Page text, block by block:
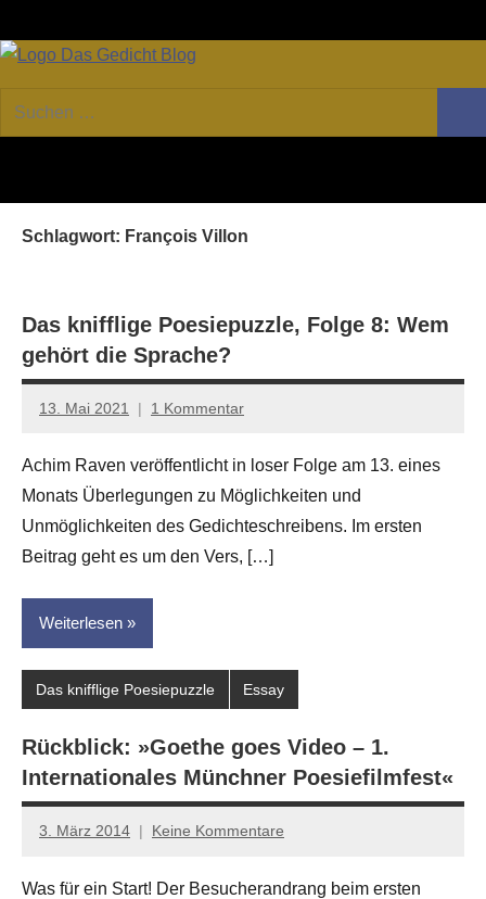
Inhalt
GEDICHT
Forum
von
und
Suchen
nach:
Schlagwort: François Villon
Das knifflige Poesiepuzzle, Folge 8: Wem
gehört die Sprache?
13. Mai 2021
Anton
Leitner
1 Kommentar
Achim Raven veröffentlicht in loser Folge am 13. eines
Monats Überlegungen zu Möglichkeiten und
Unmöglichkeiten des Gedichteschreibens. Im ersten
Beitrag geht es um den Vers, […]
Weiterlesen
Das knifflige Poesiepuzzle Essay
Rückblick: »Goethe goes Video – 1.
Internationales Münchner Poesiefilmfest«
3. März 2014
Anton
Keine Kommentare
Was für ein Start! Der Besucherandrang beim ersten